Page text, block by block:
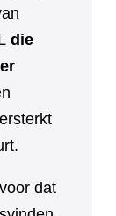
die
dat